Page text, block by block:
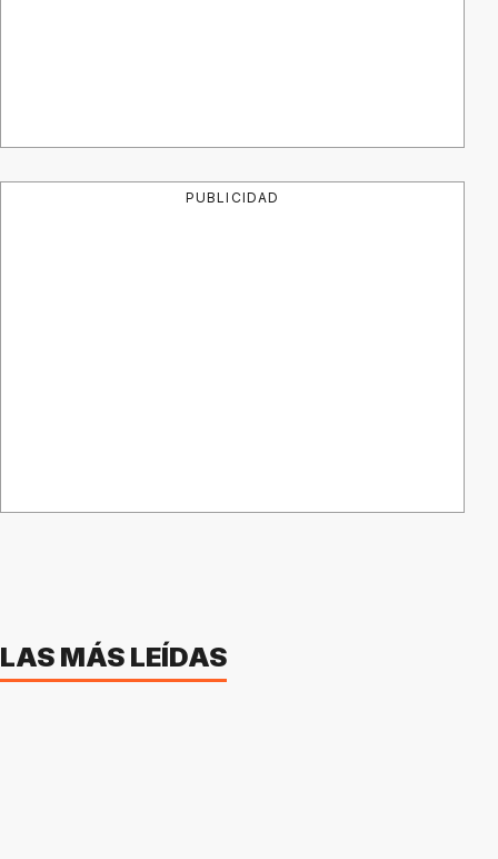
PUBLICIDAD
LAS MÁS LEÍDAS